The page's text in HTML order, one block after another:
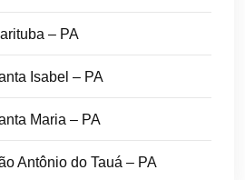
– PA
Isabel – PA
Maria – PA
Antônio do Tauá – PA